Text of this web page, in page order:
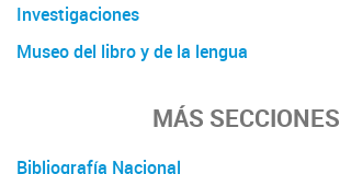
Investigaciones
Museo del libro y de la lengua
MÁS SECCIONES
Bibliografía Nacional